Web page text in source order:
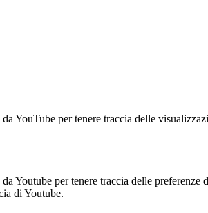
YouTube per tenere traccia delle
Youtube per tenere traccia delle
di Youtube.